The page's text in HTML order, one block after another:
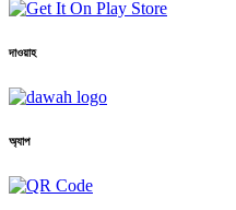
দাওয়াহ
অ্যাপ